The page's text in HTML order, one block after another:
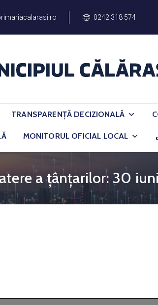
0242 318 574
TRANSPARENȚĂ DECIZIONALĂ
MONITORUL OFICIAL LOCAL
a țânțarilor: 30